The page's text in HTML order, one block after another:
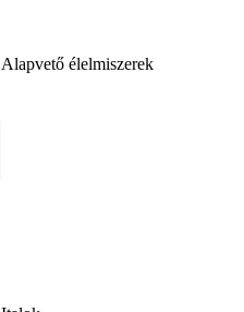
Alapvető élelmiszerek